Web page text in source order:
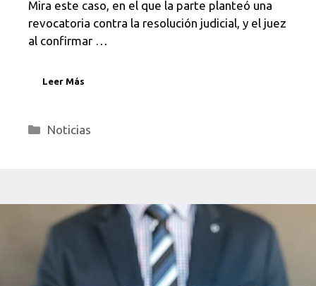
Mira este caso, en el que la parte planteó una
revocatoria contra la resolución judicial, y el juez
al confirmar …
Leer Más
Categorías
Noticias